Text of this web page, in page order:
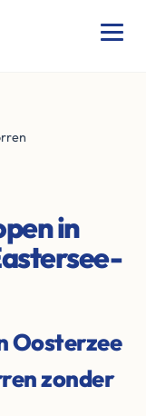
in
Oosterzee
zonder